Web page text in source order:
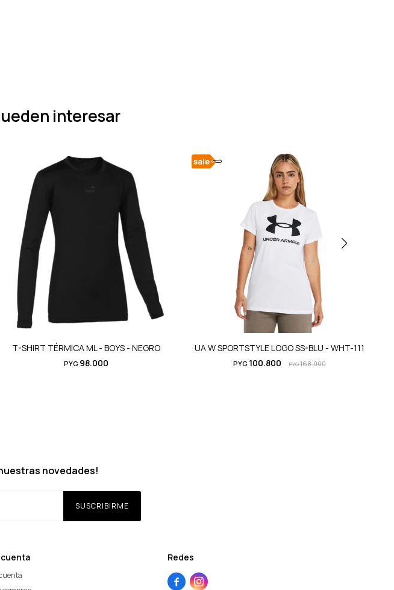
interesar
T-SHIRT TÉRMICA ML - BOYS - NEGRO
PYG 98.000
UA W SPORTSTYLE LOGO SS-BLU - WHT-111
PYG 100.800 PYG168.000
cuenta Redes
 
novedades!
SUSCRIBIRME